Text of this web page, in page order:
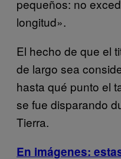
pequeños: no
longitud».
El hecho de que el
de largo sea
hasta qué punto el
se fue disparando
Tierra.
En imágenes: